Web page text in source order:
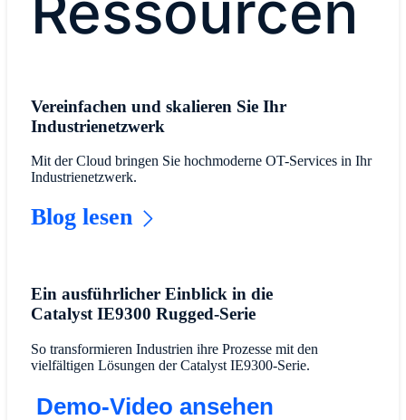
Vereinfachen und skalieren Sie Ihr
Industrienetzwerk
Mit der Cloud bringen Sie hochmoderne OT-Services in Ihr
Industrienetzwerk.
Blog lesen
Ein ausführlicher Einblick in die
Catalyst IE9300 Rugged-Serie
So transformieren Industrien ihre Prozesse mit den
vielfältigen Lösungen der Catalyst IE9300-Serie.
Demo-Video ansehen